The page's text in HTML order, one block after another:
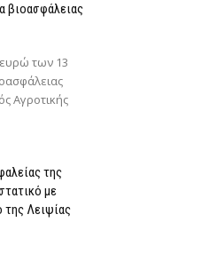
βιοασφάλειας
των 13
Αγροτικής
της
με
της Λειψίας